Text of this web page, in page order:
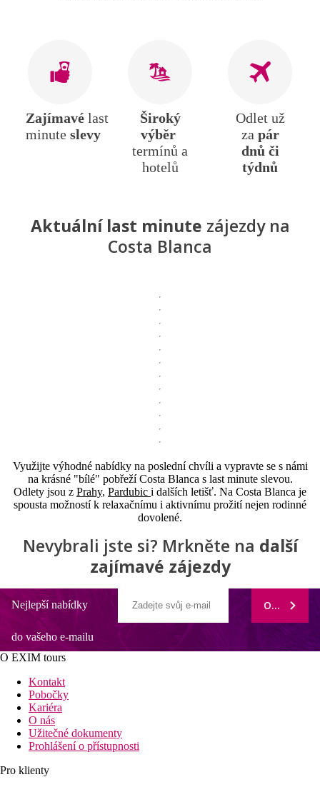
Zajímavé last
minute slevy
Široký
výběr
termínů a
hotelů
Odlet už
za pár
dnů či
týdnů
Aktuální last minute zájezdy na
Costa Blanca
Využijte výhodné nabídky na poslední chvíli a vypravte se s námi
na krásné "bílé" pobřeží Costa Blanca s last minute slevou.
Odlety jsou z Prahy, Pardubic i dalších letišť. Na Costa Blanca je
spousta možností k relaxačnímu i aktivnímu prožití nejen rodinné
dovolené.
Nevybrali jste si? Mrkněte na další
zajímavé zájezdy
Nejlepší nabídky
do vašeho e-mailu
ODEBÍRAT
O EXIM tours
Kontakt
Pobočky
Kariéra
O nás
Užitečné dokumenty
Prohlášení o přístupnosti
Pro klienty